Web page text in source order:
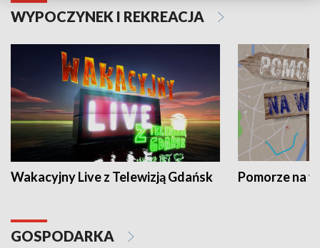
WYPOCZYNEK I REKREACJA
Wakacyjny Live z Telewizją Gdańsk Pomorze na
GOSPODARKA